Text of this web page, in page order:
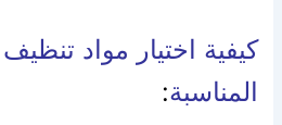
كيفية اختيار مواد
المناسبة: